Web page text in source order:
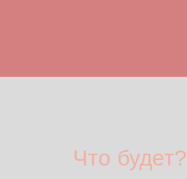
Что будет?